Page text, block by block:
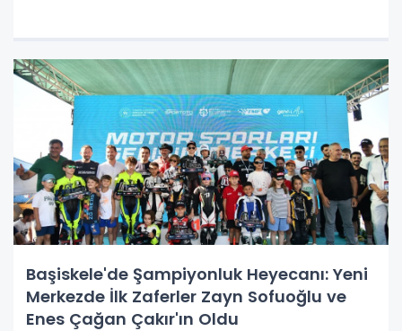
Başiskele'de Şampiyonluk Heyecanı: Yeni
Merkezde İlk Zaferler Zayn Sofuoğlu ve
Enes Çağan Çakır'ın Oldu